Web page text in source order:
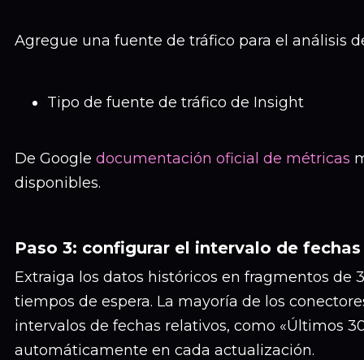
Agregue una fuente de tráfico para el análisis
Tipo de fuente de tráfico de Insight
De Google documentación oficial de métricas
disponibles.
Paso 3: configurar el intervalo de fechas
Extraiga los datos históricos en fragmentos de
tiempos de espera. La mayoría de los
intervalos de fechas relativos, como «Últimos
automáticamente en cada actualización.